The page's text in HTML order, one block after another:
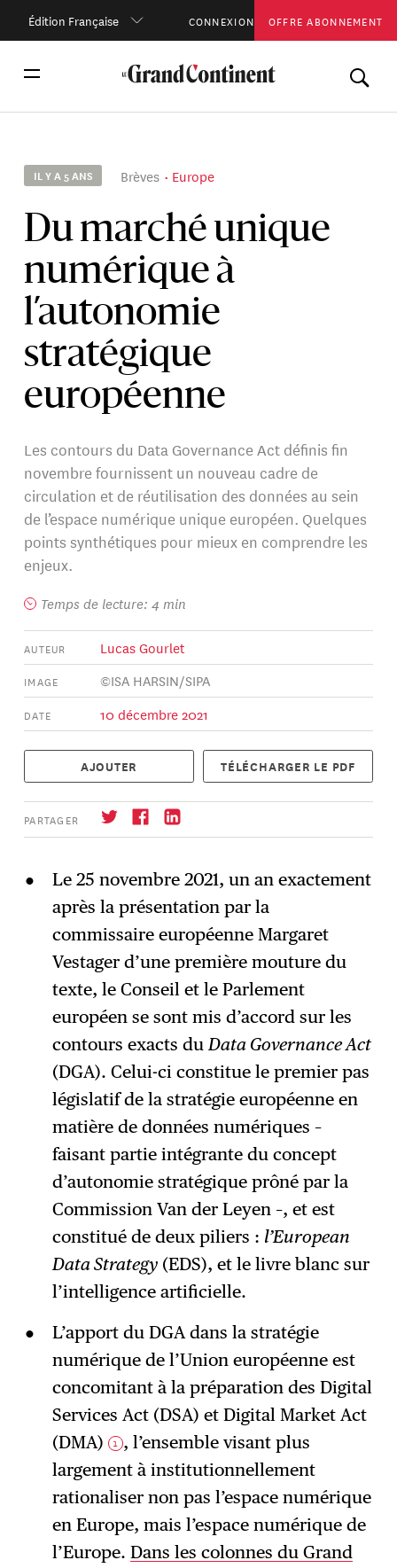
Édition Française CONNEXION OFFRE ABONNEMENT
IL Y A 5 ANS Brèves Europe
Du marché unique
numérique à
l’autonomie
stratégique
européenne
Les contours du Data Governance Act définis fin
novembre fournissent un nouveau cadre de
circulation et de réutilisation des données au sein
de l’espace numérique unique européen. Quelques
points synthétiques pour mieux en comprendre les
enjeux.
Temps de lecture: 4 min
AUTEUR Lucas Gourlet
IMAGE ©ISA HARSIN/SIPA
DATE 10 décembre 2021
AJOUTER TÉLÉCHARGER LE PDF
PARTAGER
→ S'abonner
Le 25 novembre 2021, un an exactement
après la présentation par la
commissaire européenne Margaret
Vestager d’une première mouture du
texte, le Conseil et le Parlement
européen se sont mis d’accord sur les
contours exacts du Data Governance Act
(DGA). Celui-ci constitue le premier pas
législatif de la stratégie européenne en
matière de données numériques –
faisant partie intégrante du concept
d’autonomie stratégique prôné par la
Commission Van der Leyen –, et est
constitué de deux piliers : l’European
Data Strategy(EDS), et le livre blanc sur
l’intelligence artificielle.
L’apport du DGA dans la stratégie
numérique de l’Union européenne est
concomitant à la préparation des Digital
Services Act (DSA) et Digital Market Act
(DMA)
1 , l’ensemble visant plus
largement à institutionnellement
rationaliser non pas l’espace numérique
en Europe, mais l’espace numérique de
l’Europe. Dans les colonnes du Grand